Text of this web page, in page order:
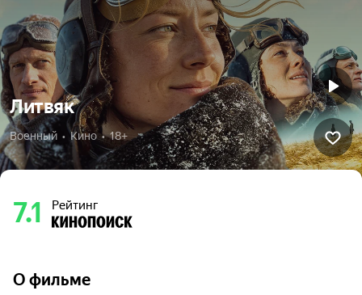
Литвяк
Военный  •  Кино  •  18+
7.1 Рейтинг
О фильме